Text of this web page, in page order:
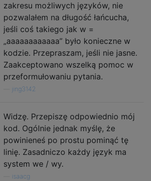
zakresu możliwych języków, nie
pozwalałem na długość łańcucha,
jeśli coś takiego jak w =
„aaaaaaaaaaaa” było konieczne w
kodzie. Przepraszam, jeśli nie jasne.
Zaakceptowano wszelką pomoc w
przeformułowaniu pytania.
jing3142
Widzę. Przepiszę odpowiednio mój
kod. Ogólnie jednak myślę, że
powinieneś po prostu pominąć tę
linię. Zasadniczo każdy język ma
system we / wy.
isaacg